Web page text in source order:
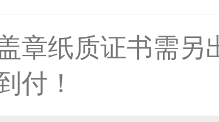
用户作
用户作
章纸质证书需另
付！